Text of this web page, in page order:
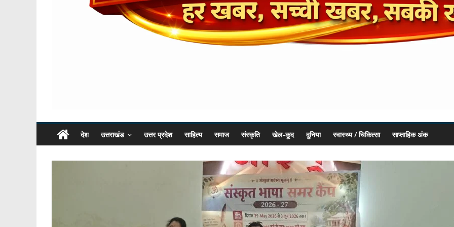
देश उत्तराखंड उत्तर प्रदेश साहित्य समाज संस्कृति खेल-कूद दुनिया स्वास्थ्य / चिकित्सा साप्ताहिक अंक